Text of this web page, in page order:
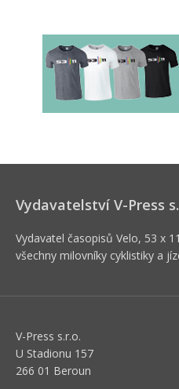
Vydavatelství V-Press
Vydavatel časopisů Velo, 53 x
všechny milovníky cyklistiky a
V-Press s.r.o.
U Stadionu 157
266 01 Beroun